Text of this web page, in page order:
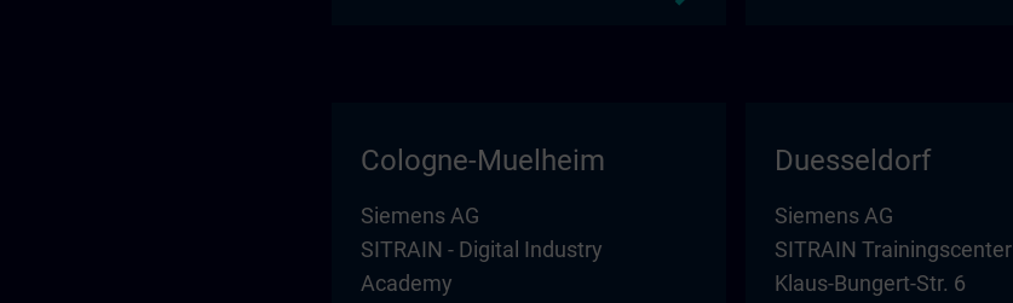
Cologne-Muelheim
Siemens AG
SITRAIN - Digital Industry
Academy
Duesseldorf
Siemens AG
SITRAIN Trainingscenter
Klaus-Bungert-Str. 6